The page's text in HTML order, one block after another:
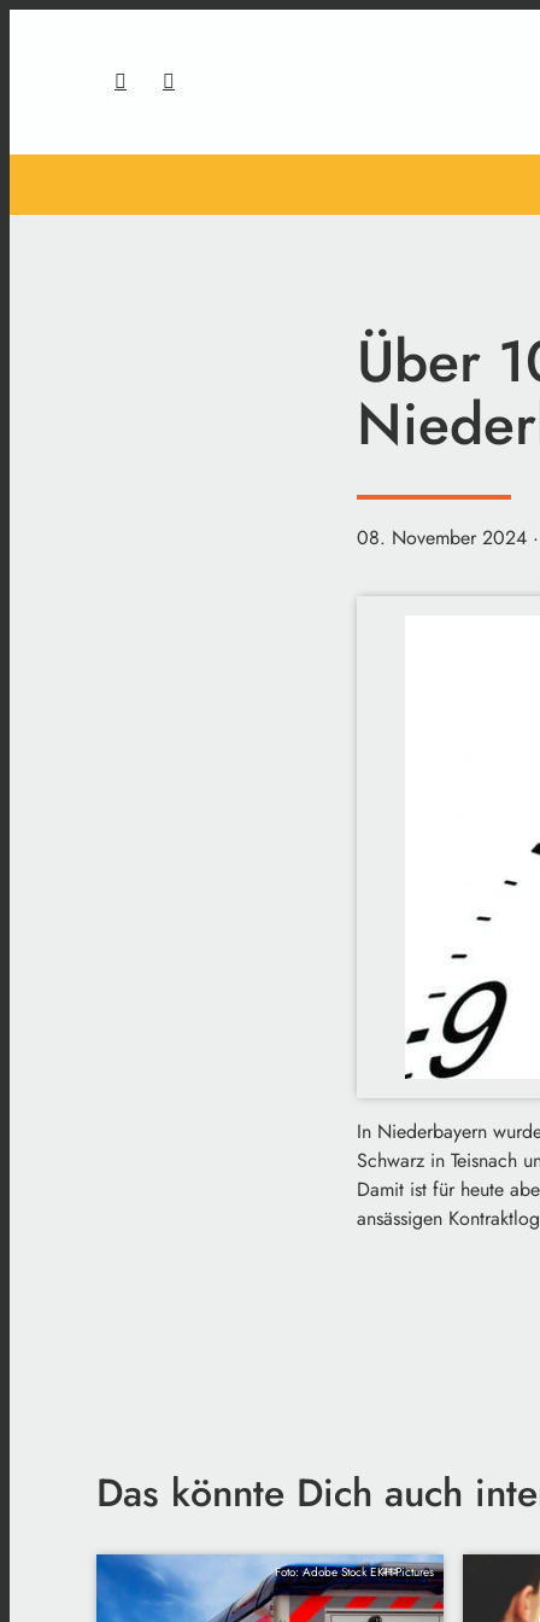
Über
08. November 2024
In Niederbayern
Schwarz in Teisnach
Damit ist für heute
ansässigen
Das könnte Dich auch
Foto: Adobe Stock EKH-Pictures